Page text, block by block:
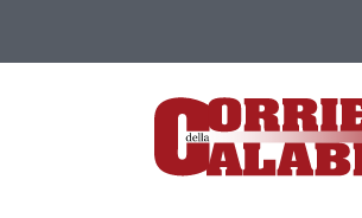
Lamezia Terme (CZ)
- Direttore responsabile Paola Militano |Privacy